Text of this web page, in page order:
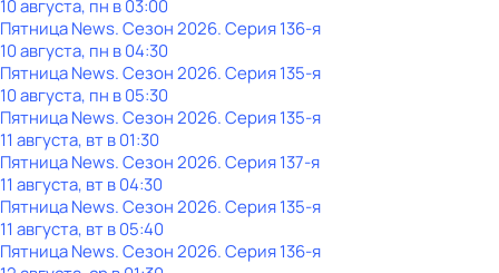
10 августа, пн в 03:00
Пятница News. Сезон 2026. Серия 136-я
10 августа, пн в 04:30
Пятница News. Сезон 2026. Серия 135-я
10 августа, пн в 05:30
Пятница News. Сезон 2026. Серия 135-я
11 августа, вт в 01:30
Пятница News. Сезон 2026. Серия 137-я
11 августа, вт в 04:30
Пятница News. Сезон 2026. Серия 135-я
11 августа, вт в 05:40
Пятница News. Сезон 2026. Серия 136-я